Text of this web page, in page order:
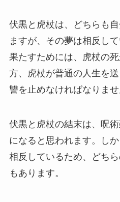
伏黒と虎杖は、どちらも
ますが、その夢は相反し
果たすためには、虎杖の
方、虎杖が普通の人生を
讐を止めなければなりませ
伏黒と虎杖の結末は、呪
になると思われます。し
相反しているため、どち
もあります。